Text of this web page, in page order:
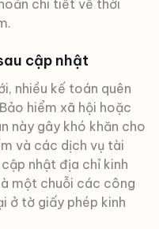
chi tiết về thời
cập nhật
nhiều kế toán quên
hiểm xã hội hoặc
này gây khó khăn cho
và các dịch vụ tài
nhật địa chỉ kinh
một chuỗi các công
ở tờ giấy phép kinh